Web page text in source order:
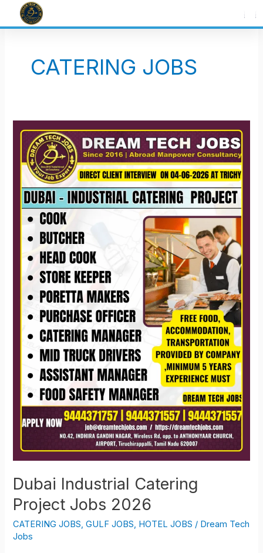
CATERING JOBS
Dubai Industrial Catering
Project Jobs 2026
CATERING JOBS,GULF JOBS, HOTEL JOBS / Dream Tech
Jobs
Dubai
Industrial
Catering
Project
Jobs
2026